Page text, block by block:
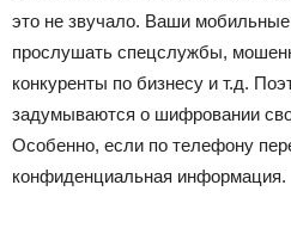
это не звучало. Ваши мобильные
прослушать спецслужбы,
конкуренты по бизнесу и т.д.
задумываются о шифровании
Особенно, если по телефону
конфиденциальная информация.